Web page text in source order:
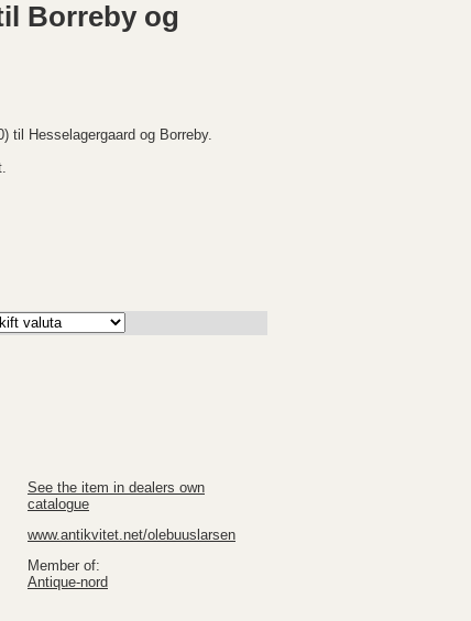
Borreby og
til Hesselagergaard og Borreby.
See the item in dealers own
catalogue
www.antikvitet.net/olebuuslarsen
Member of:
Antique-nord